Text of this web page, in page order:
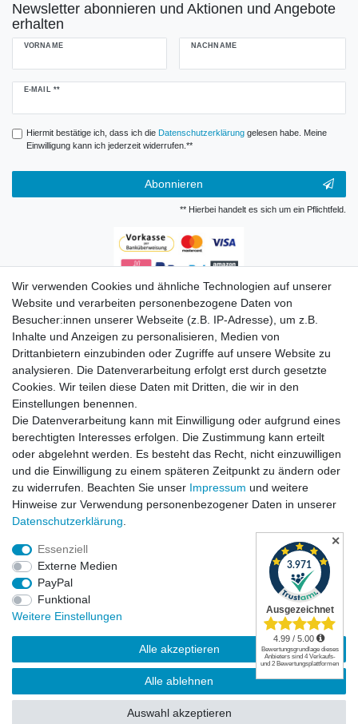
Newsletter abonnieren und Aktionen und Angebote
erhalten
VORNAME NACHNAME
E-MAIL **
Newsletter
Hiermit bestätige ich, dass ich die Daten­schutz­erklärunggelesen habe. Meine
Einwilligung kann ich jederzeit widerrufen.**
Abonnieren
** Hierbei handelt es sich um ein Pflichtfeld.
Zahlungsarten
Versandkosten
Widerrufsrecht Impressum|
Kontakt
Wir verwenden Cookies und ähnliche Technologien auf unserer
Website und verarbeiten personenbezogene Daten von
Besucher:innen unserer Webseite (z.B. IP-Adresse), um z.B.
Inhalte und Anzeigen zu personalisieren, Medien von
Drittanbietern einzubinden oder Zugriffe auf unsere Website zu
analysieren. Die Datenverarbeitung erfolgt erst durch gesetzte
Cookies. Wir teilen diese Daten mit Dritten, die wir in den
Einstellungen benennen.
Die Datenverarbeitung kann mit Einwilligung oder aufgrund eines
berechtigten Interesses erfolgen. Die Zustimmung kann erteilt
oder abgelehnt werden. Es besteht das Recht, nicht einzuwilligen
und die Einwilligung zu einem späteren Zeitpunkt zu ändern oder
zu widerrufen. Beachten Sie unser Impressum und weitere
Hinweise zur Verwendung personenbezogener Daten in unserer
Daten­schutz­erklärung
Essenziell
Externe Medien
PayPal
Funktional
Weitere Einstellungen
Alle akzeptieren
Alle ablehnen
Auswahl akzeptieren
✕